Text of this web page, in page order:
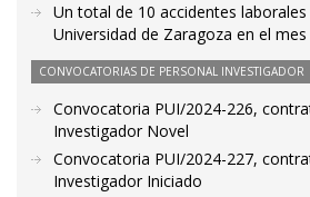
Un total de 10 accidentes
Universidad de Zaragoza en el
CONVOCATORIAS DE PERSONAL INVESTIGADOR
Convocatoria PUI/2024-226,
Investigador Novel
Convocatoria PUI/2024-227,
Investigador Iniciado